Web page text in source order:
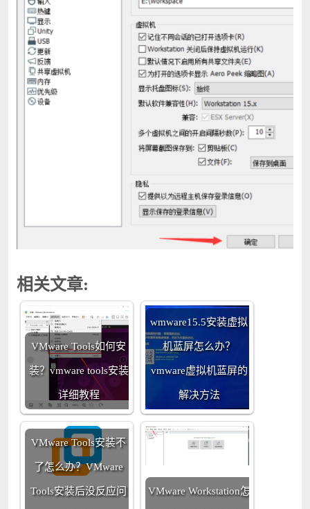
相关文章:
VMware Tools如何安
装？vmware tools安装
详细教程
wmware15.5安装虚拟
机蓝屏怎么办？
vmware虚拟机蓝屏的
解决方法
VMware Tools安装不
了怎么办？VMware
Tools安装后没反应问 VMware Workstation怎